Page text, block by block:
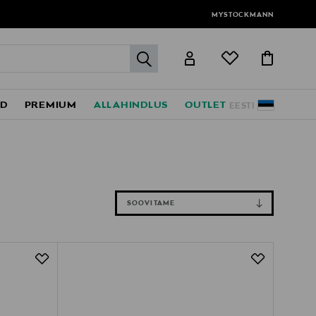
MYSTOCKMANN
label.header.go
EESTI
PREMIUM ALLAHINDLUS OUTLET
SOOVITAME